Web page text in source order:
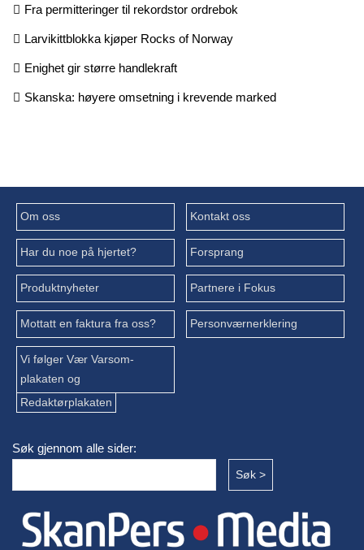
Fra permitteringer til rekordstor ordrebok
Larvikittblokka kjøper Rocks of Norway
Enighet gir større handlekraft
Skanska: høyere omsetning i krevende marked
Om oss Kontakt oss
Har du noe på hjertet? Forsprang
Produktnyheter Partnere i Fokus
Mottatt en faktura fra oss? Personværnerklering
Vi følger Vær Varsom-
plakaten og
Redaktørplakaten
Søk gjennom alle sider: